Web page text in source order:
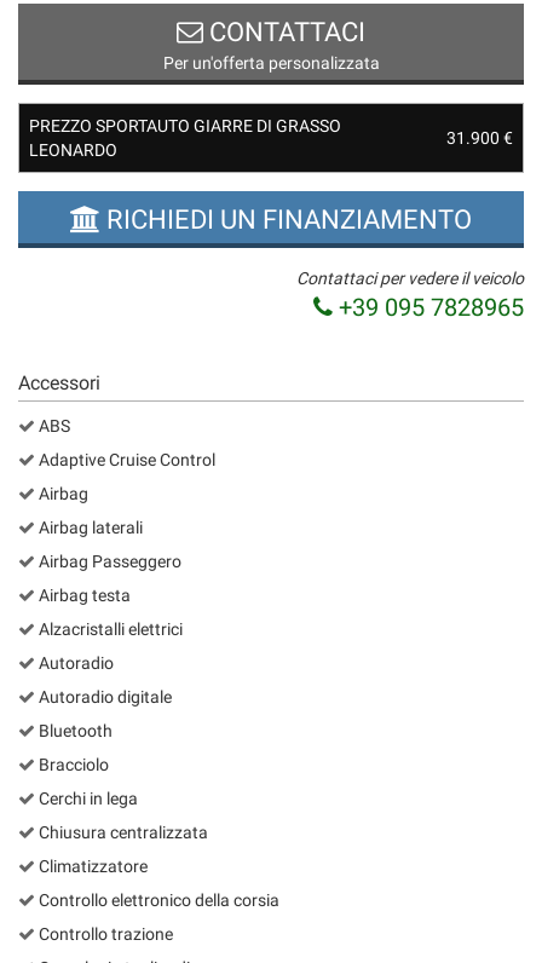
CONTATTACI
Per un'offerta personalizzata
PREZZO SPORTAUTO GIARRE DI GRASSO
LEONARDO
31.900 €
RICHIEDI UN FINANZIAMENTO
Contattaci per vedere il veicolo
+39 095 7828965
Accessori
ABS
Adaptive Cruise Control
Airbag
Airbag laterali
Airbag Passeggero
Airbag testa
Alzacristalli elettrici
Autoradio
Autoradio digitale
Bluetooth
Bracciolo
Cerchi in lega
Chiusura centralizzata
Climatizzatore
Controllo elettronico della corsia
Controllo trazione